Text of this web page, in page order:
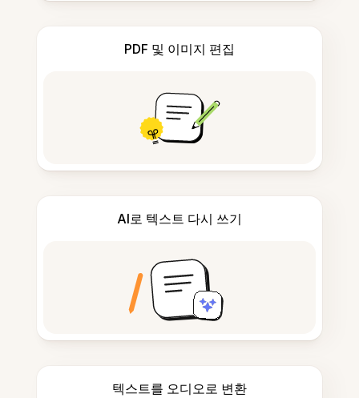
PDF 및 이미지 편집
AI로 텍스트 다시 쓰기
텍스트를 오디오로 변환